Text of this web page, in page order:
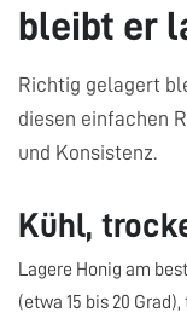
bleibt er
Richtig gelagert
diesen einfachen
und Konsistenz.
Kühl,
Lagere Honig am
(etwa 15 bis 20